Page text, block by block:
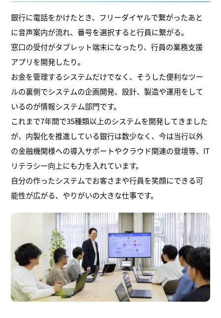
銀行に電話をかけたとき、フリーダイヤルで繋がったあと
に音声案内が流れ、番号を選択すると行員に繋がる。
窓口の受付がタブレット端末になったり、行員の業務支援
アプリを開発したり。
お金を管理するシステムだけでなく、そうした便利なツー
ルの裏側でシステムの企画開発、設計、製造や運用をして
いるのが情報システム部門です。
これまで7年間で35種類以上のシステムを開発してきました
が、内製化を推進している銀行は数少なく、今は当行以外
の金融機関様への導入サポートやクラウド関連の登壇等、IT
リテラシー向上にも力を入れています。
自分の作ったシステムでお客さまや行員を笑顔にできる可
能性が広がる、やりがいの大きな仕事です。